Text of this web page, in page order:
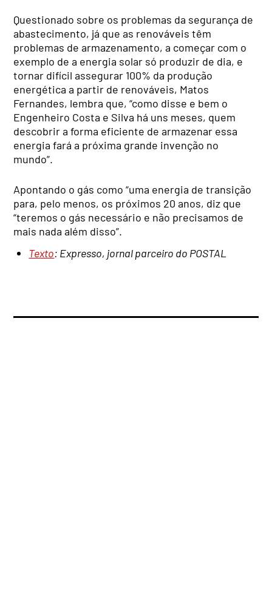
Questionado sobre os problemas da segurança de
abastecimento, já que as renováveis têm
problemas de armazenamento, a começar com o
exemplo de a energia solar só produzir de dia, e
tornar difícil assegurar 100% da produção
energética a partir de renováveis, Matos
Fernandes, lembra que, “como disse e bem o
Engenheiro Costa e Silva há uns meses, quem
descobrir a forma eficiente de armazenar essa
energia fará a próxima grande invenção no
mundo”.
Apontando o gás como “uma energia de transição
para, pelo menos, os próximos 20 anos, diz que
“teremos o gás necessário e não precisamos de
mais nada além disso”.
Texto: Expresso, jornal parceiro do POSTAL